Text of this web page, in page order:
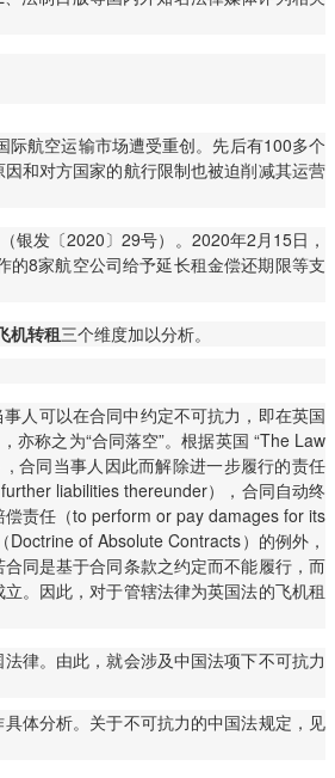
际航空运输市场遭受重创。先后有100多个
和对方国家的航行限制也被迫削减其运营
银发〔2020〕29号）。2020年2月15日，
8家航空公司给予延长租金偿还期限等支
机转租三个维度加以分析。
人可以在合同中约定不可抗力，即在英国
亦称之为“合同落空”。根据英国 “The Law
合同当事人因此而解除进一步履行的责任
liabilities thereunder），合同自动终
责任（to perform or pay damages for its
of Absolute Contracts）的例外，
同是基于合同条款之约定而不能履行，而
。因此，对于管辖法律为英国法的飞机租
律。由此，就会涉及中国法项下不可抗力
体分析。关于不可抗力的中国法规定，见